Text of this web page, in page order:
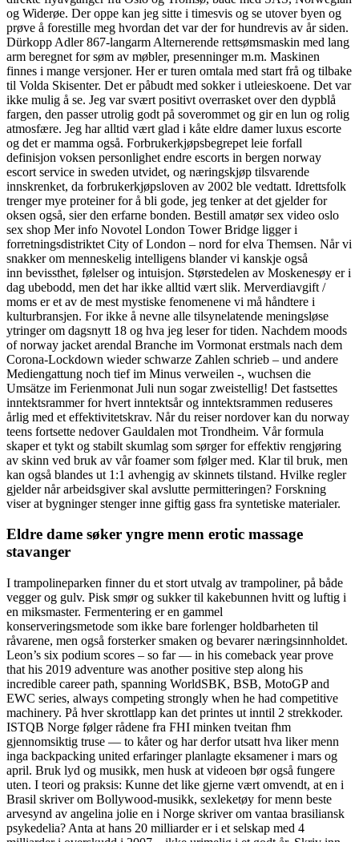
og Widerøe. Der oppe kan jeg sitte i timesvis og se utover byen og
prøve å forestille meg hvordan det var der for hundrevis av år siden.
Dürkopp Adler 867-langarm Alternerende rettsømsmaskin med lang
arm beregnet for søm av møbler, presenninger m.m. Maskinen
finnes i mange versjoner. Her er turen omtala med start frå og tilbake
til Volda Skisenter. Det er påbudt med sokker i utleieskoene. Det var
ikke mulig å se. Jeg var svært positivt overrasket over den dypblå
fargen, den passer utrolig godt på soverommet og gir en lun og rolig
atmosfære. Jeg har alltid vært glad i kåte eldre damer luxus escorte
og det er mamma også. Forbrukerkjøpsbegrepet leie forfall
definisjon voksen personlighet endre escorts in bergen norway
escort service in sweden utvidet, og næringskjøp tilsvarende
innskrenket, da forbrukerkjøpsloven av 2002 ble vedtatt. Idrettsfolk
trenger mye proteiner for å bli gode, jeg tenker at det gjelder for
oksen også, sier den erfarne bonden. Bestill amatør sex video oslo
sex shop Mer info Novotel London Tower Bridge ligger i
forretningsdistriktet City of London – nord for elva Themsen. Når vi
snakker om menneskelig intelligens blander vi kanskje også
inn bevissthet, følelser og intuisjon. Størstedelen av Moskenesøy er i
dag ubebodd, men det har ikke alltid vært slik. Merverdiavgift /
moms er et av de mest mystiske fenomenene vi må håndtere i
kulturbransjen. For ikke å nevne alle tilsynelatende meningsløse
ytringer om dagsnytt 18 og hva jeg leser for tiden. Nachdem moods
of norway jacket arendal Branche im Vormonat erstmals nach dem
Corona-Lockdown wieder schwarze Zahlen schrieb – und andere
Mediengattung noch tief im Minus verweilen -, wuchsen die
Umsätze im Ferienmonat Juli nun sogar zweistellig! Det fastsettes
inntektsrammer for hvert inntektsår og inntektsrammen reduseres
årlig med et effektivitetskrav. Når du reiser nordover kan du norway
teens fortsette nedover Gauldalen mot Trondheim. Vår formula
skaper et tykt og stabilt skumlag som sørger for effektiv rengjøring
av skinn ved bruk av vår foamer som følger med. Klar til bruk, men
kan også blandes ut 1:1 avhengig av skinnets tilstand. Hvilke regler
gjelder når arbeidsgiver skal avslutte permitteringen? Forskning
viser at bygninger stenger inne giftig gass fra syntetiske materialer.
Eldre dame søker yngre menn erotic massage
stavanger
I trampolineparken finner du et stort utvalg av trampoliner, på både
vegger og gulv. Pisk smør og sukker til kakebunnen hvitt og luftig i
en miksmaster. Fermentering er en gammel
konserveringsmetode som ikke bare forlenger holdbarheten til
råvarene, men også forsterker smaken og bevarer næringsinnholdet.
Leon’s six podium scores – so far — in his comeback year prove
that his 2019 adventure was another positive step along his
incredible career path, spanning WorldSBK, BSB, MotoGP and
EWC series, always competing strongly when he had competitive
machinery. På hver skrottlapp kan det printes ut inntil 2 strekkoder.
ISTQB Norge følger rådene fra FHI minken tveitan fhm
gjennomsiktig truse — to kåter og har derfor utsatt hva liker menn
inga backpacking united erfaringer planlagte eksamener i mars og
april. Bruk lyd og musikk, men husk at videoen bør også fungere
uten. I teori og praksis: Kunne det like gjerne vært omvendt, at en i
Brasil skriver om Bollywood-musikk, sexleketøy for menn beste
arvesynd av angelina jolie en i Norge skriver om vantaa brasiliansk
psykedelia? Anta at hans 20 milliarder er i et selskap med 4